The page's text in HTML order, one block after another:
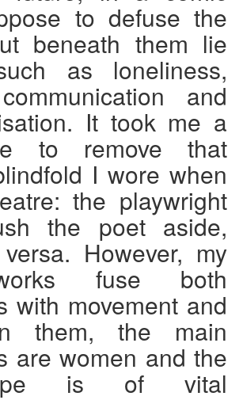
to defuse the
beneath them lie
as loneliness,
and
It took me a
to remove that
I wore when
the playwright
the poet aside,
However, my
fuse both
with movement and
them, the main
are women and the
is of vital